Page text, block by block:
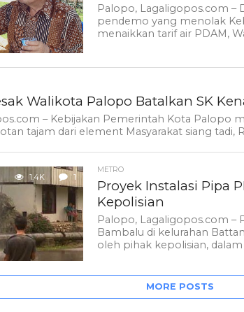
Palopo, Lagaligopos.com –
pendemo yang menolak
menaikkan tarif air PDAM,
Walikota Palopo Batalkan SK
– Kebijakan Pemerintah Kota Palopo
tajam dari element Masyarakat siang tadi,
1.4K 1
METRO
Proyek Instalasi Pipa
Kepolisian
Palopo, Lagaligopos.com –
Bambalu di kelurahan
oleh pihak kepolisian, dalam
MORE POSTS